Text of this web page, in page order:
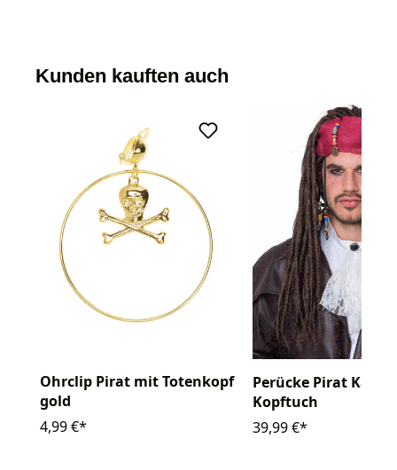
Kunden kauften auch
Ohrclip Pirat mit Totenkopf
gold
4,99 €*
Perücke Pirat
Kopftuch
39,99 €*